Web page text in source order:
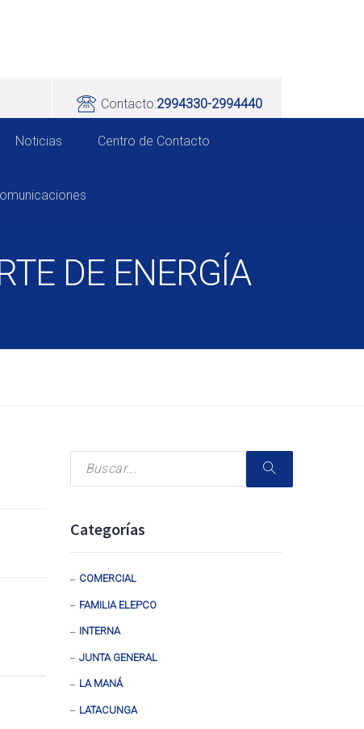
Contacto:2994330-2994440
Noticias Centro de Contacto
DE ENERGÍA
Categorías
COMERCIAL
FAMILIA ELEPCO
INTERNA
JUNTA GENERAL
LA MANÁ
LATACUNGA